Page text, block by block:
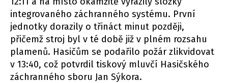
integrovaného záchranného systému. První
jednotky dorazily o třináct minut později,
přičemž stroj byl v té době již v plném rozsahu
plamenů. Hasičům se podařilo požár zlikvidovat
v 13:40, což potvrdil tiskový mluvčí Hasičského
záchranného sboru Jan Sýkora.